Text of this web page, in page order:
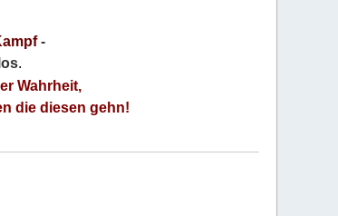
-
.
Wahrheit,
die diesen gehn!